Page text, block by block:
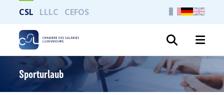
CSL LLLC CEFOS
Sporturlaub